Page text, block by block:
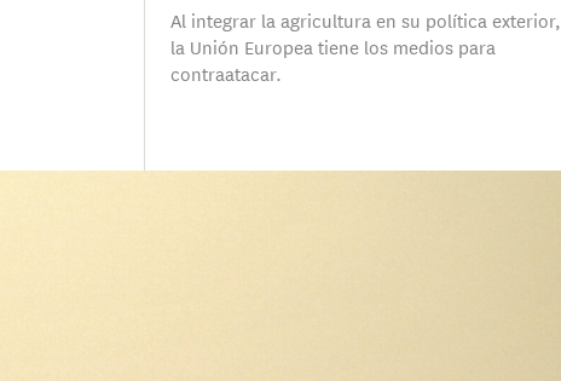
Al integrar la agricultura en su política exterior,
la Unión Europea tiene los medios para
contraatacar.